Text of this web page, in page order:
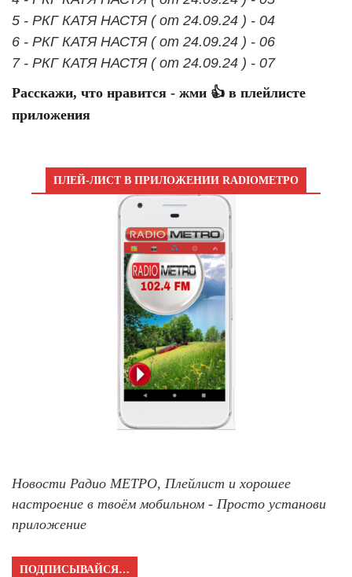
5 - РКГ КАТЯ НАСТЯ ( от 24.09.24 ) - 04
6 - РКГ КАТЯ НАСТЯ ( от 24.09.24 ) - 06
7 - РКГ КАТЯ НАСТЯ ( от 24.09.24 ) - 07
Расскажи, что нравится - жми 👍 в плейлисте
приложения
ПЛЕЙ-ЛИСТ В ПРИЛОЖЕНИИ RADIOМЕТРО
Новости Радио МЕТРО, Плейлист и хорошее
настроение в твоём мобильном - Просто установи
приложение
ПОДПИСЫВАЙСЯ…